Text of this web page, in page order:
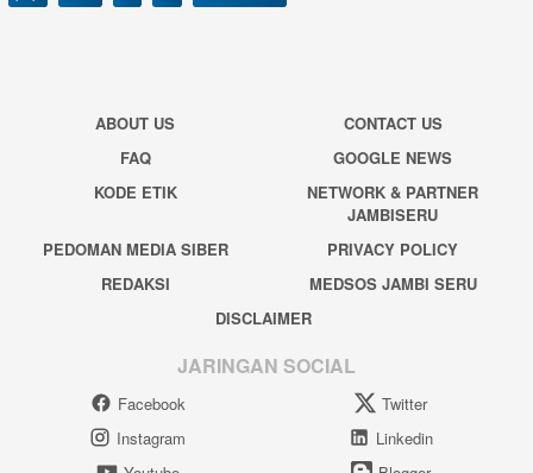
ABOUT US
CONTACT US
FAQ
GOOGLE NEWS
KODE ETIK
NETWORK & PARTNER
JAMBISERU
PEDOMAN MEDIA SIBER
PRIVACY POLICY
REDAKSI
MEDSOS JAMBI SERU
DISCLAIMER
JARINGAN SOCIAL
Facebook
Twitter
Instagram
Linkedin